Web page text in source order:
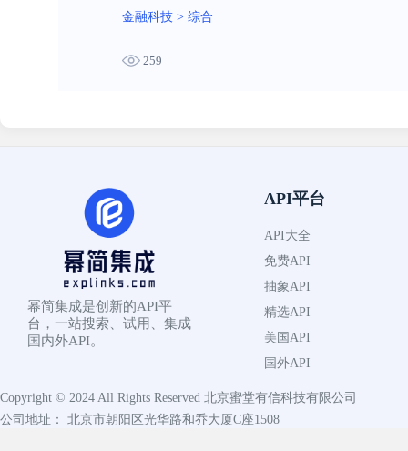
金融科技 > 综合
259
幂简集成是创新的API平
台，一站搜索、试用、集成
国内外API。
API平台
API大全
免费API
抽象API
精选API
美国API
国外API
Copyright © 2024 All Rights Reserved 北京蜜堂有信科技有限公司
公司地址： 北京市朝阳区光华路和乔大厦C座1508